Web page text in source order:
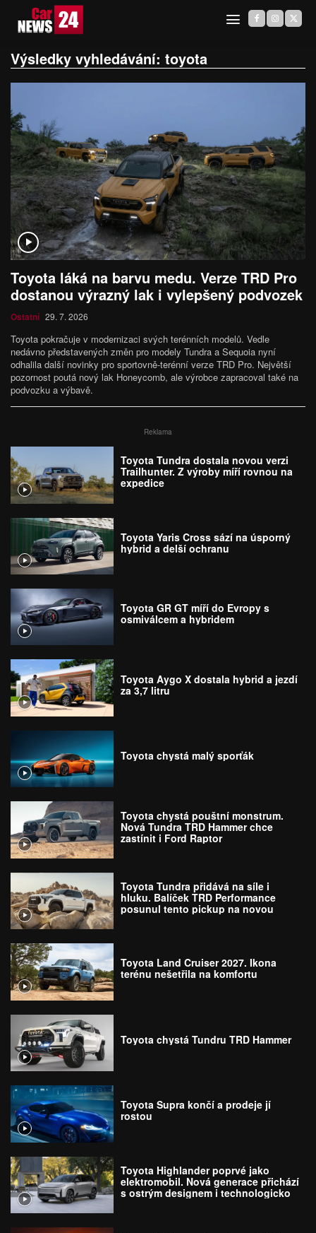
Výsledky vyhledávání: toyota
Toyota láká na barvu medu. Verze TRD Pro
dostanou výrazný lak i vylepšený podvozek
Ostatní 29. 7. 2026
Toyota pokračuje v modernizaci svých terénních modelů. Vedle
nedávno představených změn pro modely Tundra a Sequoia nyní
odhalila další novinky pro sportovně-terénní verze TRD Pro. Největší
pozornost poutá nový lak Honeycomb, ale výrobce zapracoval také na
podvozku a výbavě.
Reklama
Toyota Tundra dostala novou verzi
Trailhunter. Z výroby míří rovnou na
expedice
Toyota Yaris Cross sází na úsporný
hybrid a delší ochranu
Toyota GR GT míří do Evropy s
osmiválcem a hybridem
Toyota Aygo X dostala hybrid a jezdí
za 3,7 litru
Toyota chystá malý sporťák
Toyota chystá pouštní monstrum.
Nová Tundra TRD Hammer chce
zastínit i Ford Raptor
Toyota Tundra přidává na síle i
hluku. Balíček TRD Performance
posunul tento pickup na novou
Toyota Land Cruiser 2027. Ikona
terénu nešetřila na komfortu
Toyota chystá Tundru TRD Hammer
Toyota Supra končí a prodeje jí
rostou
Toyota Highlander poprvé jako
elektromobil. Nová generace přichází
s ostrým designem i technologickou